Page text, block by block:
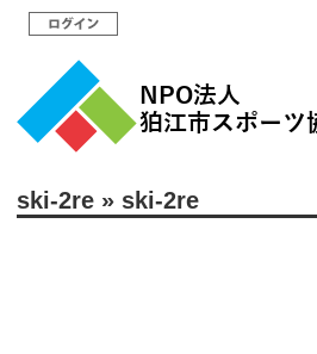
ski-2re » ski-2re